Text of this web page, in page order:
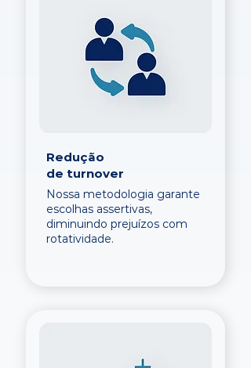
Redução
de turnover
Nossa metodologia garante
escolhas assertivas,
diminuindo prejuízos com
rotatividade.